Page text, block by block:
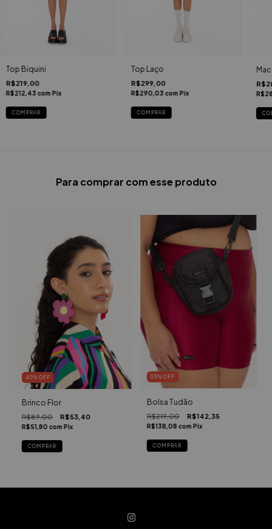
Top Biquini
R$219,00
R$212,43 com Pix
COMPRAR
Top Laço
R$299,00
R$290,03 com Pix
COMPRAR
Para comprar com esse produto
40% OFF
Brinco Flor
R$89,00 R$53,40
R$51,80 com Pix
COMPRAR
35%OFF
Bolsa Tudão
R$219,00 R$142,35
R$138,08 com Pix